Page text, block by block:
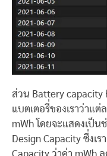
ส่วน Battery capacity
แบตเตอรี่ของเราว่าแต่
mWh โดยจะแสดงเป็น
Design Capacity ซึ่งเ